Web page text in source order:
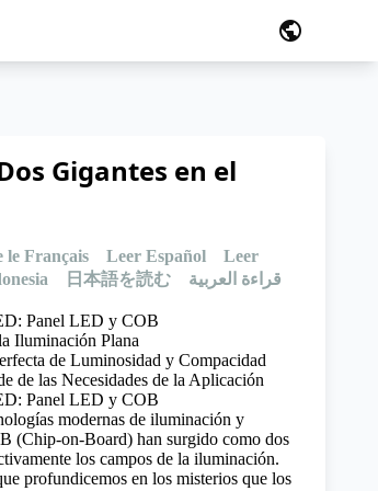
public
Gigantes en el
le Français Leer Español
Leer
日本語を読む
قراءة العربية
Panel LED y COB
Iluminación Plana
de Luminosidad y Compacidad
de las Necesidades de la Aplicación
Panel LED y COB
modernas de iluminación y
(Chip-on-Board) han surgido como dos
los campos de la iluminación.
profundicemos en los misterios que los